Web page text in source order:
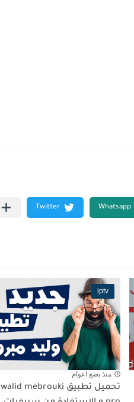
iptv
منذ بضع اعوام
تحميل تطبيق walid mebrouki